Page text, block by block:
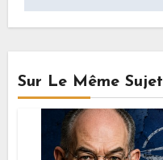
Sur Le Même Sujet